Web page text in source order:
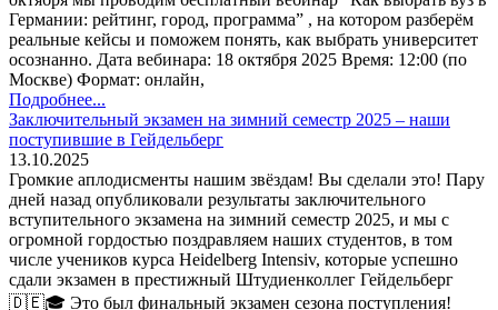
Германии: рейтинг, город, программа” , на котором разберём
реальные кейсы и поможем понять, как выбрать университет
осознанно. Дата вебинара: 18 октября 2025 Время: 12:00 (по
Москве) Формат: онлайн,
Подробнее...
Заключительный экзамен на зимний семестр 2025 – наши
поступившие в Гейдельберг
13.10.2025
Громкие аплодисменты нашим звёздам! Вы сделали это! Пару
дней назад опубликовали результаты заключительного
вступительного экзамена на зимний семестр 2025, и мы с
огромной гордостью поздравляем наших студентов, в том
числе учеников курса Heidelberg Intensiv, которые успешно
сдали экзамен в престижный Штудиенколлег Гейдельберг
🇩🇪🎓 Это был финальный экзамен сезона поступления!